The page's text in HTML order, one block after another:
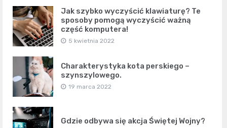
Jak szybko wyczyścić klawiaturę? Te
sposoby pomogą wyczyścić ważną
część komputera!
5 kwietnia 2022
Charakterystyka kota perskiego –
szynszylowego.
19 marca 2022
Gdzie odbywa się akcja Świętej Wojny?